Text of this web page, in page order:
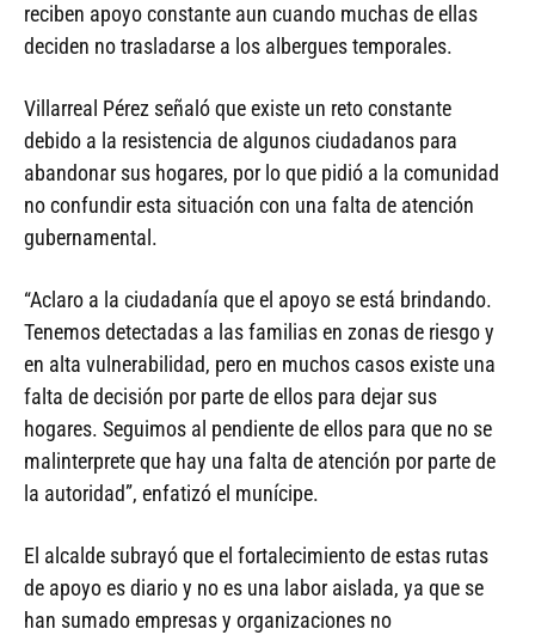
reciben apoyo constante aun cuando muchas de ellas
deciden no trasladarse a los albergues temporales.
Villarreal Pérez señaló que existe un reto constante
debido a la resistencia de algunos ciudadanos para
abandonar sus hogares, por lo que pidió a la comunidad
no confundir esta situación con una falta de atención
gubernamental.
“Aclaro a la ciudadanía que el apoyo se está brindando.
Tenemos detectadas a las familias en zonas de riesgo y
en alta vulnerabilidad, pero en muchos casos existe una
falta de decisión por parte de ellos para dejar sus
hogares. Seguimos al pendiente de ellos para que no se
malinterprete que hay una falta de atención por parte de
la autoridad”, enfatizó el munícipe.
El alcalde subrayó que el fortalecimiento de estas rutas
de apoyo es diario y no es una labor aislada, ya que se
han sumado empresas y organizaciones no